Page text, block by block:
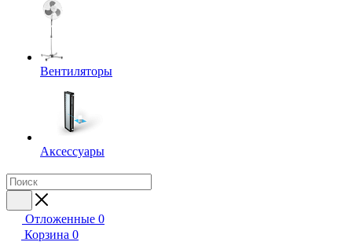
Вентиляторы
Аксессуары
Отложенные 0
Корзина 0